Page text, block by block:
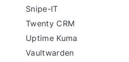
Snipe-IT
Twenty CRM
Uptime Kuma
Vaultwarden